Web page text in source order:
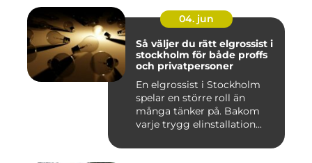
04. jun
Så väljer du rätt elgrossist i
stockholm för både proffs
och privatpersoner
En elgrossist i Stockholm
spelar en större roll än
många tänker på. Bakom
varje trygg elinstallation...